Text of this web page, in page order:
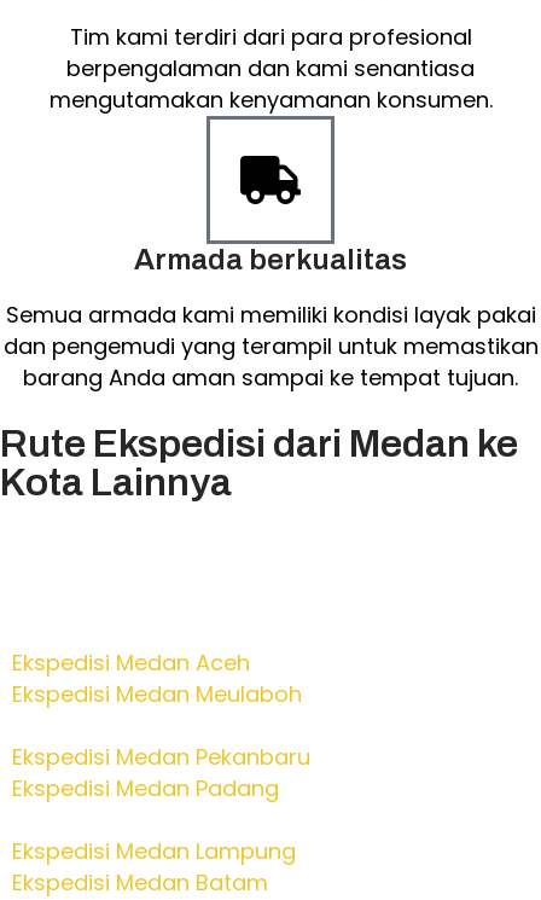
Tim kami terdiri dari para profesional
berpengalaman dan kami senantiasa
mengutamakan kenyamanan konsumen.
Armada berkualitas
Semua armada kami memiliki kondisi layak pakai
dan pengemudi yang terampil untuk memastikan
barang Anda aman sampai ke tempat tujuan.
Rute Ekspedisi dari Medan ke
Kota Lainnya
Ekspedisi Medan Aceh
Ekspedisi Medan Meulaboh
Ekspedisi Medan Pekanbaru
Ekspedisi Medan Padang
Ekspedisi Medan Lampung
Ekspedisi Medan Batam